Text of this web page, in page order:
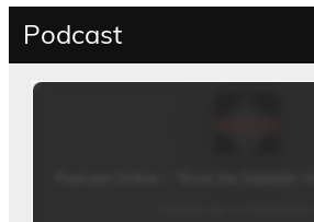
Podcast